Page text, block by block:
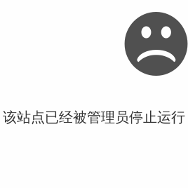
站点已经被管理员停止运